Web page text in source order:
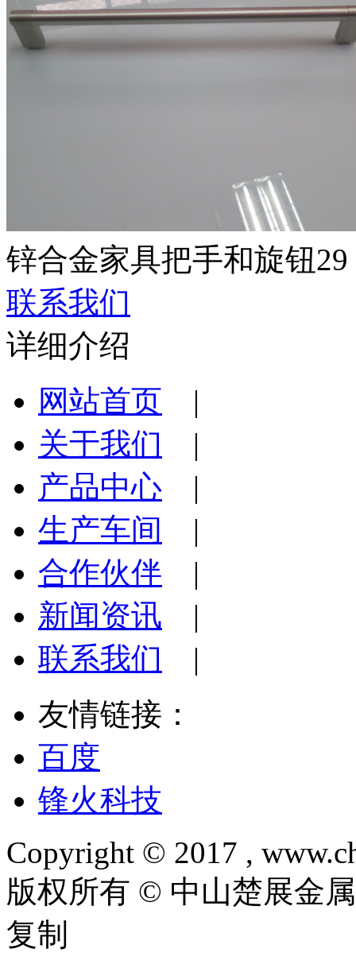
锌合金家具把手和旋钮29
联系我们
详细介绍
网站首页 |
关于我们 |
产品中心 |
生产车间 |
合作伙伴 |
新闻资讯 |
联系我们 |
友情链接：
百度
锋火科技
Copyright © 2017 ,
版权所有 © 中山楚展金
复制